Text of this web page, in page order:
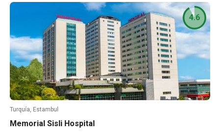
Turquía, Estambul
Memorial Sisli Hospital
4.6